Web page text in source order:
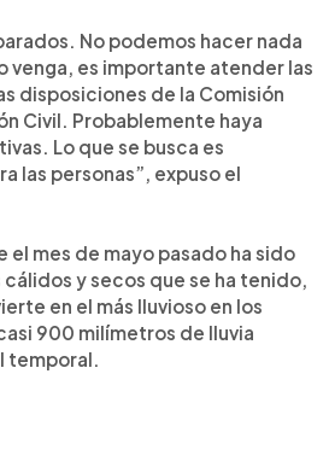
No podemos hacer nada
venga, es importante atender las
disposiciones de la Comisión
Civil. Probablemente haya
Lo que se busca es
las personas”, expuso el
el mes de mayo pasado ha sido
cálidos y secos que se ha tenido,
en el más lluvioso en los
900 milímetros de lluvia
temporal.